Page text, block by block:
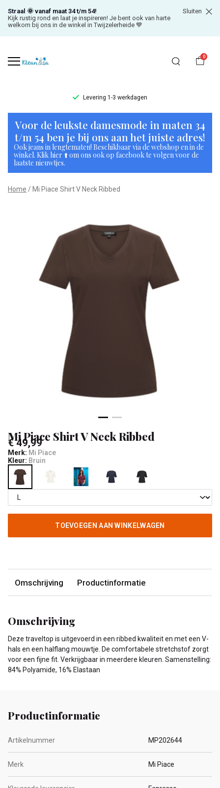
Straal 🌞 vanaf maat 34 t/m 54!
Kijk rustig rond en laat je inspireren! Je bent ook van harte
welkom bij ons in de winkel in Twijzelerheide 💙
Sluiten
0
Levering 1-3 werkdagen
Mi
Piace
Shirt
V
Neck
Klean
Voor de leukste damesmode in maten 34
t/m 54 ben je bij ons aan het juiste adres!
Ook jeans in lengtematen! Beschikbaar via de webshop en in de
winkel. Klik hier ⬆️ om ons ook op facebook te volgen voor de
laatste nieuwtjes.
Home Mi Piace Shirt V Neck Ribbed
Mi Piace Shirt V Neck Ribbed
€ 49,99
Merk: Mi Piace
Kleur: Bruin
TOEVOEGEN AAN WINKELWAGEN
Omschrijving Productinformatie
Omschrijving
Deze traveltop is uitgevoerd in een ribbed kwaliteit en met een V-
hals en een halflang mouwtje. De comfortabele stretchstof zorgt
voor een fijne fit. Verkrijgbaar in meerdere kleuren. Samenstelling:
84% Polyamide, 16% Elastaan
Productinformatie
Artikelnummer MP202644
Merk Mi Piace